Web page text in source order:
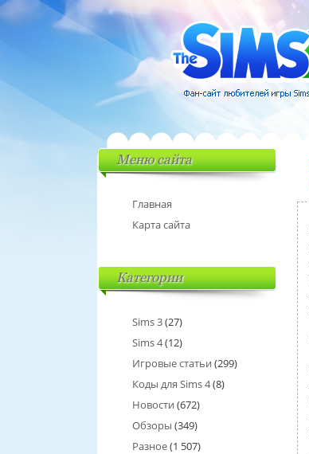
Меню сайта
Главная
Карта сайта
Категории
Sims 3(27)
Sims 4(12)
Игровые статьи (299)
Коды для Sims 4(8)
Новости (672)
Обзоры (349)
Разное(1 507)